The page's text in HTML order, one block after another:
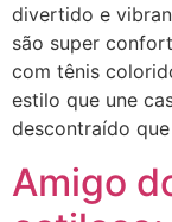
divertido e
são super
com tênis
estilo que une
descontraído
Amigo